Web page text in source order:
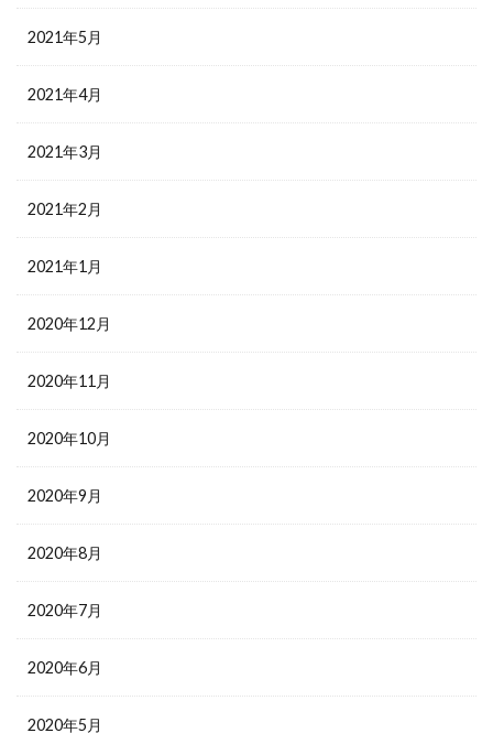
2021年5月
2021年4月
2021年3月
2021年2月
2021年1月
2020年12月
2020年11月
2020年10月
2020年9月
2020年8月
2020年7月
2020年6月
2020年5月